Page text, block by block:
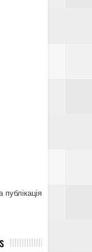
публікація